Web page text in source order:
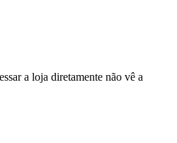
a loja diretamente não vê a